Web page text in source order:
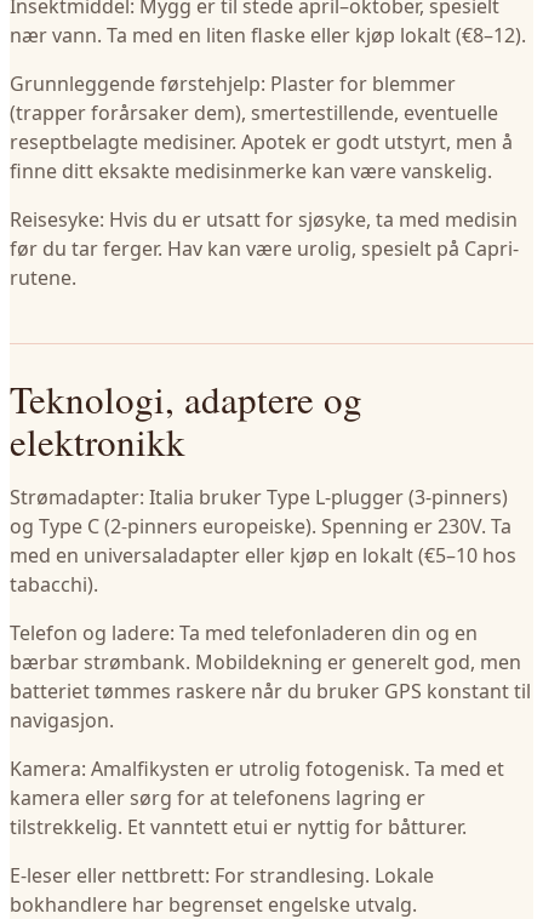
Insektmiddel: Mygg er til stede april–oktober, spesielt
nær vann. Ta med en liten flaske eller kjøp lokalt (€8–12).
Grunnleggende førstehjelp: Plaster for blemmer
(trapper forårsaker dem), smertestillende, eventuelle
reseptbelagte medisiner. Apotek er godt utstyrt, men å
finne ditt eksakte medisinmerke kan være vanskelig.
Reisesyke: Hvis du er utsatt for sjøsyke, ta med medisin
før du tar ferger. Hav kan være urolig, spesielt på Capri-
rutene.
Teknologi, adaptere og
elektronikk
Strømadapter: Italia bruker Type L-plugger (3-pinners)
og Type C (2-pinners europeiske). Spenning er 230V. Ta
med en universaladapter eller kjøp en lokalt (€5–10 hos
tabacchi).
Telefon og ladere: Ta med telefonladeren din og en
bærbar strømbank. Mobildekning er generelt god, men
batteriet tømmes raskere når du bruker GPS konstant til
navigasjon.
Kamera: Amalfikysten er utrolig fotogenisk. Ta med et
kamera eller sørg for at telefonens lagring er
tilstrekkelig. Et vanntett etui er nyttig for båtturer.
E-leser eller nettbrett: For strandlesing. Lokale
bokhandlere har begrenset engelske utvalg.